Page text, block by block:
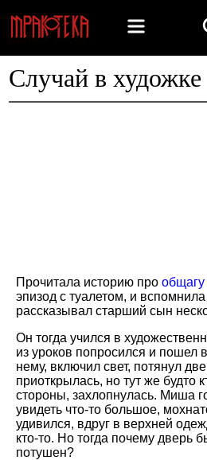
Случай в художке
Прочитала историю про общагу
эпизод с туалетом, и
рассказывал старший сын
Он тогда учился в
из уроков попросился и пошел
нему, включил свет, потянул
приоткрылась, но тут же будто
стороны, захлопнулась. Миша
увидеть что-то большое,
удивился, вдруг в верхней
кто-то. Но тогда почему дверь
потушен?